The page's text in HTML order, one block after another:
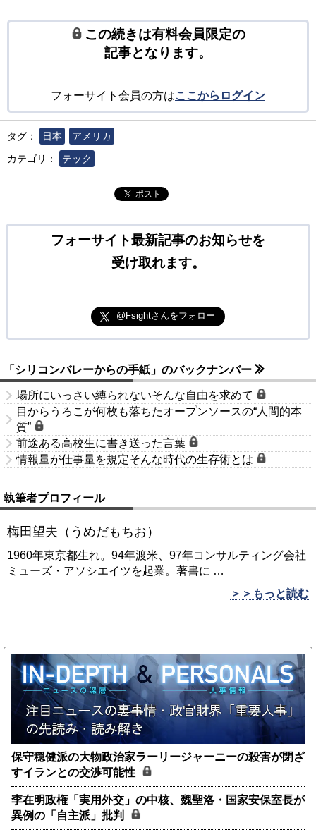
この続きは有料会員限定の
記事となります。
フォーサイト会員の方はここからログイン
タグ： 日本
アメリカ
カテゴリ：
テック
ポスト
フォーサイト最新記事のお知らせを
受け取れます。
@Fsightさんをフォロー
「シリコンバレーからの手紙」のバックナンバー
場所にいっさい縛られないそんな自由を求めて
目からうろこが何枚も落ちたオープンソースの“人間的本
質”
前途ある高校生に書き送った言葉
情報量が仕事量を規定そんな時代の生存術とは
執筆者プロフィール
梅田望夫（うめだもちお）
1960年東京都生れ。94年渡米、97年コンサルティング会社
ミューズ・アソシエイツを起業。著書に …
＞＞もっと読む
保守穏健派の大物政治家ラーリージャーニーの殺害が閉ざ
すイランとの交渉可能性
李在明政権「実用外交」の中核、魏聖洛・国家安保室長が
異例の「自主派」批判